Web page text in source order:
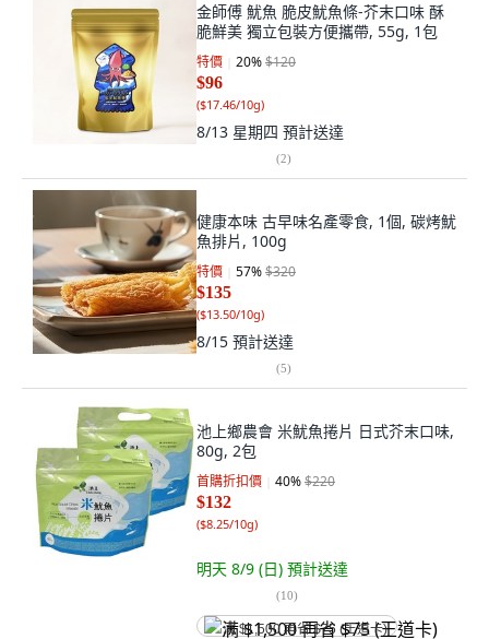
金師傅 魷魚 脆皮魷魚條-芥末口味 酥
脆鮮美 獨立包裝方便攜帶, 55g, 1包
特價 20%$120
$96
($17.46/10g)
8/13 星期四 預計送達
(2)
健康本味 古早味名產零食, 1個, 碳烤魷
魚排片, 100g
特價 57%$320
$135
($13.50/10g)
8/15 預計送達
(5)
池上鄉農會 米魷魚捲片 日式芥末口味,
80g, 2包
首購折扣價 40%$220
$132
($8.25/10g)
明天 8/9 (日) 預計送達
(10)
满 $1,500 再省 $75 (王道卡)